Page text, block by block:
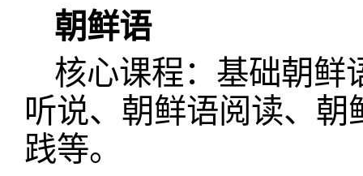
朝鲜语
核心课程：基础朝鲜
听说、朝鲜语阅读、
践等。